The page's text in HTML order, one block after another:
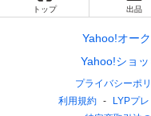
トップ 出品
Yahoo!オー
Yahoo!ショ
プライバシーポ
利用規約
LYPプ